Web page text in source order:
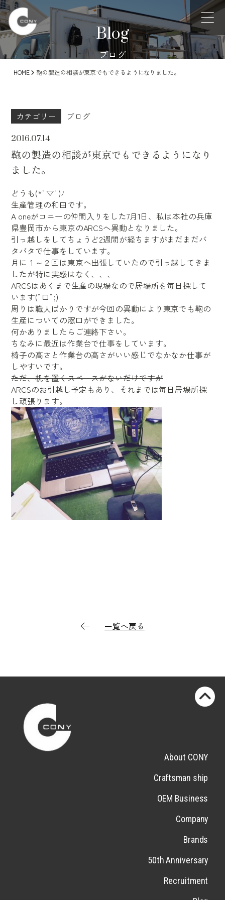
Blog
ブログ
HOME 鞄の製造の相談が東京でもできるようになりました。
カテゴリー ブログ
2016.07.14
鞄の製造の相談が東京でもできるようになり
ました。
どうも(*ﾟ▽ﾟ)ﾉ
生産管理の和田です。
A oneがコニーの仲間入りをした7月1日、私は本社の兵庫
県豊岡市から東京のARCSへ異動となりました。
引っ越しをしてちょうど2週間が経ちますがまだまだバ
タバタで仕事をしています。
月に１～２回は東京へ出張していたので引っ越してきま
したが特に実感はなく、、、
ARCSはあくまで生産の現場なので居場所を毎日探して
います(ﾟ口ﾟ;)
周りは職人ばかりですが今回の異動により東京でも鞄の
生産についての窓口ができました。
何かありましたらご連絡下さい。
ちなみに最近は作業台で仕事をしています。
椅子の高さと作業台の高さがいい感じでなかなか仕事が
しやすいです。
ただ、机を置くスペースがないだけですが
ARCSのお引越し予定もあり、それまでは毎日居場所探
し頑張ります。
一覧へ戻る
About CONY
Craftsman ship
OEM Business
Company
Brands
50th Anniversary
Recruitment